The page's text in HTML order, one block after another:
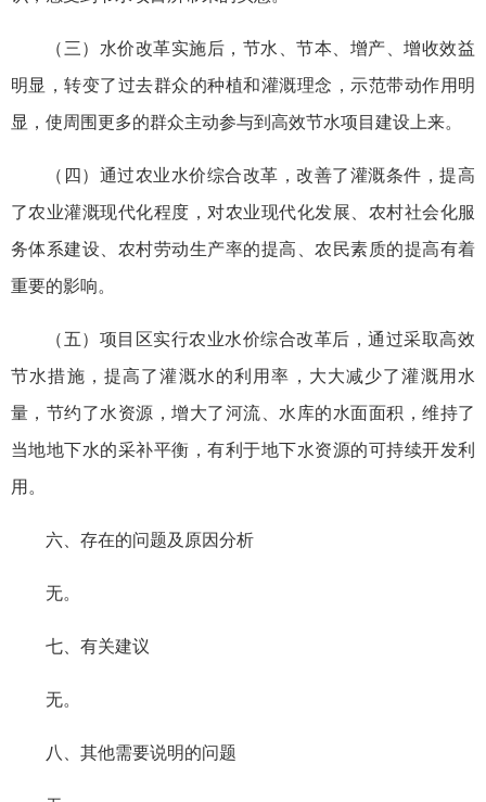
（三）水价改革实施后，节水、节本、增产、增收效益
明显，转变了过去群众的种植和灌溉理念，示范带动作用明
显，使周围更多的群众主动参与到高效节水项目建设上来。
（四）通过农业水价综合改革，改善了灌溉条件，提高
了农业灌溉现代化程度，对农业现代化发展、农村社会化服
务体系建设、农村劳动生产率的提高、农民素质的提高有着
重要的影响。
（五）项目区实行农业水价综合改革后，通过采取高效
节水措施，提高了灌溉水的利用率，大大减少了灌溉用水
量，节约了水资源，增大了河流、水库的水面面积，维持了
当地地下水的采补平衡，有利于地下水资源的可持续开发利
用。
六、存在的问题及原因分析
无。
七、有关建议
无。
八、其他需要说明的问题